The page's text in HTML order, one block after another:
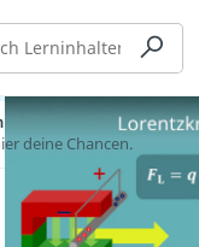
sich!
deine Chancen.